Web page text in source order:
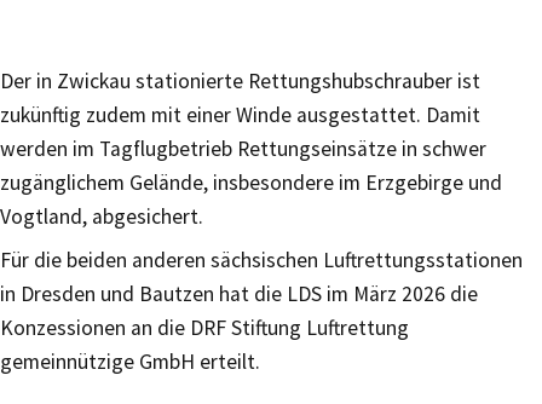
Der in Zwickau stationierte Rettungshubschrauber ist
zukünftig zudem mit einer Winde ausgestattet. Damit
werden im Tagflugbetrieb Rettungseinsätze in schwer
zugänglichem Gelände, insbesondere im Erzgebirge und
Vogtland, abgesichert.
Für die beiden anderen sächsischen Luftrettungsstationen
in Dresden und Bautzen hat die LDS im März 2026 die
Konzessionen an die DRF Stiftung Luftrettung
gemeinnützige GmbH erteilt.